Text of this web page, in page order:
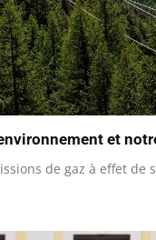
et
de gaz à effet de